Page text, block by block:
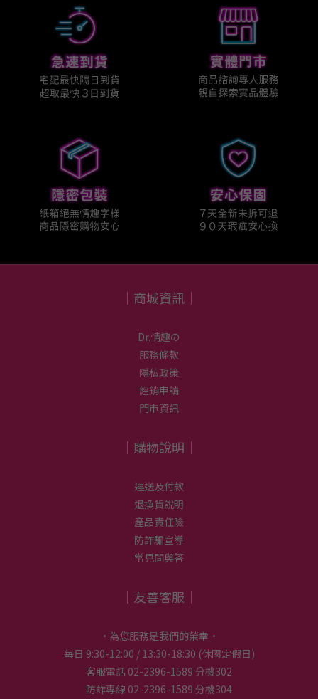
｜商城資訊｜
Dr.情趣の
服務條款
隱私政策
經銷申請
門市資訊
｜購物說明｜
運送及付款
退換貨說明
產品責任險
防詐騙宣導
常見問與答
｜友善客服｜
•為您服務是我們的榮幸•
每日 9:30-12:00 / 13:30-18:30 (休國定假日)
客服電話 02-2396-1589 分機302
防詐專線 02-2396-1589 分機304